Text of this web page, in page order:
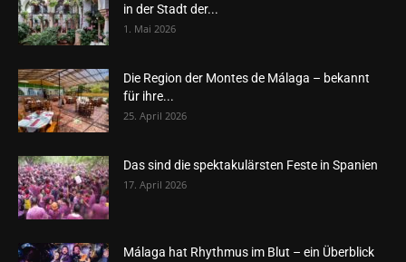
in der Stadt der...
1. Mai 2026
Die Region der Montes de Málaga – bekannt
für ihre...
25. April 2026
Das sind die spektakulärsten Feste in Spanien
17. April 2026
Málaga hat Rhythmus im Blut – ein Überblick